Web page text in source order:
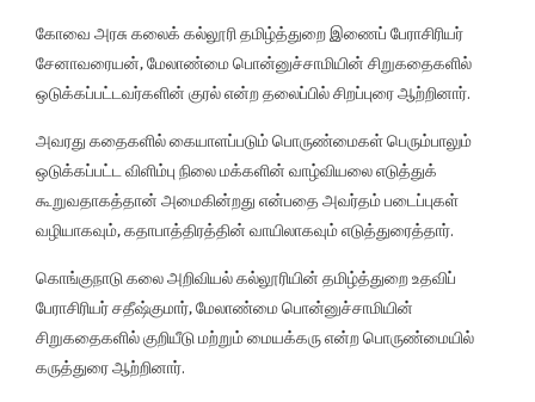
கோவை அரசு கலைக் கல்லூரி தமிழ்த்துறை இணைப் பேராசிரியர்
சேனாவரையன், மேலாண்மை பொன்னுச்சாமியின் சிறுகதைகளில்
ஒடுக்கப்பட்டவர்களின் குரல் என்ற தலைப்பில் சிறப்புரை ஆற்றினார்.
அவரது கதைகளில் கையாளப்படும் பொருண்மைகள் பெரும்பாலும்
ஒடுக்கப்பட்ட விளிம்பு நிலை மக்களின் வாழ்வியலை எடுத்துக்
கூறுவதாகத்தான் அமைகின்றது என்பதை அவர்தம் படைப்புகள்
வழியாகவும், கதாபாத்திரத்தின் வாயிலாகவும் எடுத்துரைத்தார்.
கொங்குநாடு கலை அறிவியல் கல்லூரியின் தமிழ்த்துறை உதவிப்
பேராசிரியர் சதீஷ்குமார், மேலாண்மை பொன்னுச்சாமியின்
சிறுகதைகளில் குறியீடு மற்றும் மையக்கரு என்ற பொருண்மையில்
கருத்துரை ஆற்றினார்.